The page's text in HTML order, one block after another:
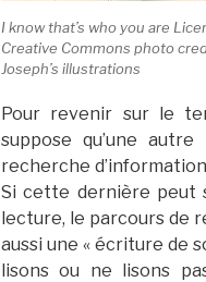
I know that’s who you are
Creative Commons photo
Joseph’s illustrations
Pour revenir sur le
suppose qu’une
recherche
Si cette dernière peut
lecture, le parcours de
aussi une « écriture de
lisons ou ne lisons